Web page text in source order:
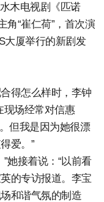
木电视剧《匹诺
角“崔仁荷”，首次演
大厦举行的新剧发
得怎么样时，李钟
现场经常对信惠
但我是因为她很漂
爱。”
她接着说：“以前看
的专访报道。李宝
和谐气氛的制造